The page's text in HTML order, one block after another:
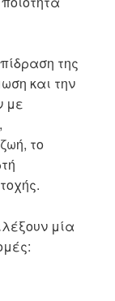
της
και την
με
το
μία